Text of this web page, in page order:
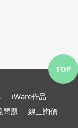
iWare作品
問題
線上詢價
TOP